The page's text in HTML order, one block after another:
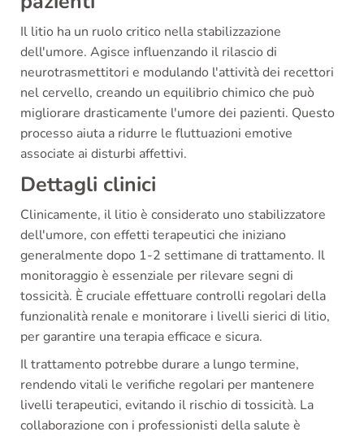
Il litio ha un ruolo critico nella stabilizzazione
dell'umore. Agisce influenzando il rilascio di
neurotrasmettitori e modulando l'attività dei recettori
nel cervello, creando un equilibrio chimico che può
migliorare drasticamente l'umore dei pazienti. Questo
processo aiuta a ridurre le fluttuazioni emotive
associate ai disturbi affettivi.
Dettagli clinici
Clinicamente, il litio è considerato uno stabilizzatore
dell'umore, con effetti terapeutici che iniziano
generalmente dopo 1-2 settimane di trattamento. Il
monitoraggio è essenziale per rilevare segni di
tossicità. È cruciale effettuare controlli regolari della
funzionalità renale e monitorare i livelli sierici di litio,
per garantire una terapia efficace e sicura.
Il trattamento potrebbe durare a lungo termine,
rendendo vitali le verifiche regolari per mantenere
livelli terapeutici, evitando il rischio di tossicità. La
collaborazione con i professionisti della salute è